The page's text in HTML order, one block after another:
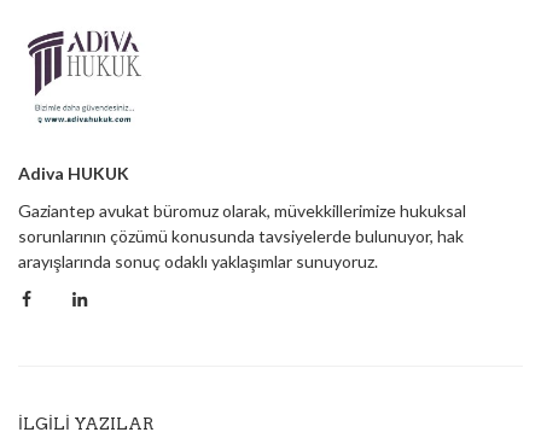
Adiva HUKUK
Gaziantep avukat büromuz olarak, müvekkillerimize hukuksal
sorunlarının çözümü konusunda tavsiyelerde bulunuyor, hak
arayışlarında sonuç odaklı yaklaşımlar sunuyoruz.
İLGILI YAZILAR